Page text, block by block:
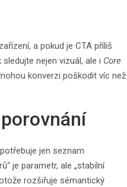
a pokud je CTA příliš
nejen vizuál, ale i Core
konverzi poškodit víc než
jen seznam
je parametr, ale „stabilní
rozšiřuje sémantický